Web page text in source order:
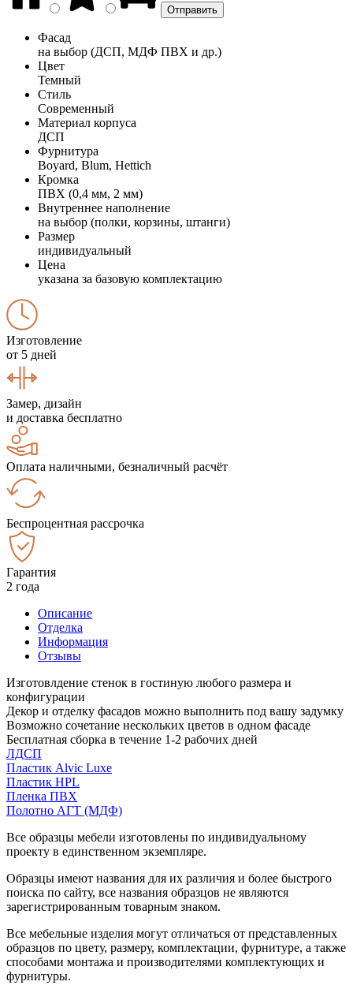
Фасад
на выбор (ДСП, МДФ ПВХ и др.)
Цвет
Темный
Стиль
Современный
Материал корпуса
ДСП
Фурнитура
Boyard, Blum, Hettich
Кромка
ПВХ (0,4 мм, 2 мм)
Внутреннее наполнение
на выбор (полки, корзины, штанги)
Размер
индивидуальный
Цена
указана за базовую комплектацию
Изготовление
от 5 дней
Замер, дизайн
и доставка бесплатно
Оплата наличными, безналичный расчёт
Беспроцентная рассрочка
Гарантия
2 года
Описание
Отделка
Информация
Отзывы
Изготовлдение стенок в гостиную любого размера и
конфигурации
Декор и отделку фасадов можно выполнить под вашу задумку
Возможно сочетание нескольких цветов в одном фасаде
Бесплатная сборка в течение 1-2 рабочих дней
ЛДСП
Пластик Alvic Luxe
Пластик HPL
Пленка ПВХ
Полотно АГТ (МДФ)
Все образцы мебели изготовлены по индивидуальному
проекту в единственном экземпляре.
Образцы имеют названия для их различия и более быстрого
поиска по сайту, все названия образцов не являются
зарегистрированным товарным знаком.
Все мебельные изделия могут отличаться от представленных
образцов по цвету, размеру, комплектации, фурнитуре, а также
способами монтажа и производителями комплектующих и
фурнитуры.